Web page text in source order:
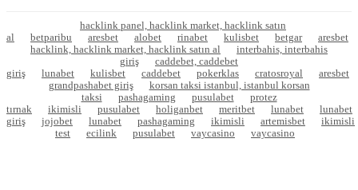
hacklink panel, hacklink market, hacklink satın
al
betparibu aresbet alobet rinabet kulisbet betgar
aresbet
hacklink, hacklink market, hacklink satın al
interbahis, interbahis
giriş
caddebet, caddebet
giriş
lunabet kulisbet caddebet pokerklas cratosroyal
aresbet
grandpashabet giriş
korsan taksi istanbul, istanbul korsan
taksi
pashagaming pusulabet
protez
tırnak
ikimisli pusulabet holiganbet meritbet lunabet
lunabet
giriş
jojobet lunabet pashagaming ikimisli artemisbet
ikimisli
test
ecilink pusulabet vaycasino vaycasino